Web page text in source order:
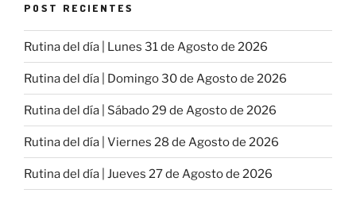
POST RECIENTES
Rutina del día | Lunes 31 de Agosto de 2026
Rutina del día | Domingo 30 de Agosto de 2026
Rutina del día | Sábado 29 de Agosto de 2026
Rutina del día | Viernes 28 de Agosto de 2026
Rutina del día | Jueves 27 de Agosto de 2026